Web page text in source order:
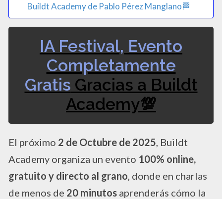
Buildt Academy de Pablo Pérez Manglano🏁​
IA Festival, Evento
Completamente
Gratis Gracias a Buildt
Academy💯​
El próximo 2 de Octubre de 2025 , Buildt
Academy organiza un evento 100% online,
gratuito y directo al grano , donde en charlas
de menos de 20 minutos aprenderás cómo la